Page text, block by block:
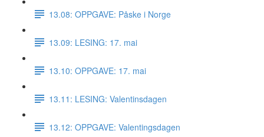
13.08: OPPGAVE: Påske i Norge
13.09: LESING: 17. mai
13.10: OPPGAVE: 17. mai
13.11: LESING: Valentinsdagen
13.12: OPPGAVE: Valentingsdagen